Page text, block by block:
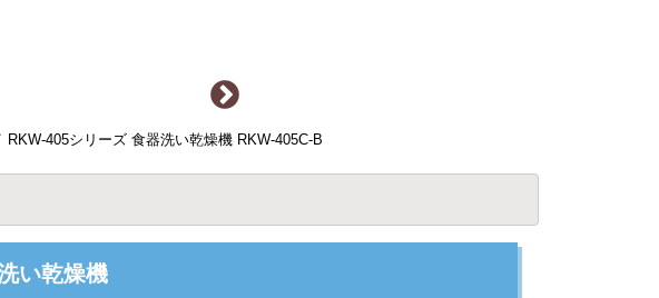
RKW-405シリーズ 食器洗い乾燥機 RKW-405C-B
い乾燥機